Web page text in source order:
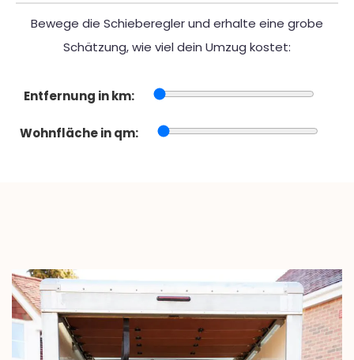
Bewege die Schieberegler und erhalte eine grobe
Schätzung, wie viel dein Umzug kostet:
Entfernung in km:
Wohnfläche in qm: